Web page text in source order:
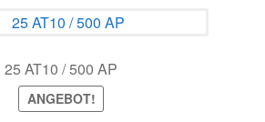
25 AT10 / 500 AP
ANGEBOT!